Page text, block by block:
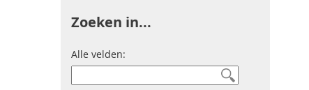
Zoeken in...
Alle velden: